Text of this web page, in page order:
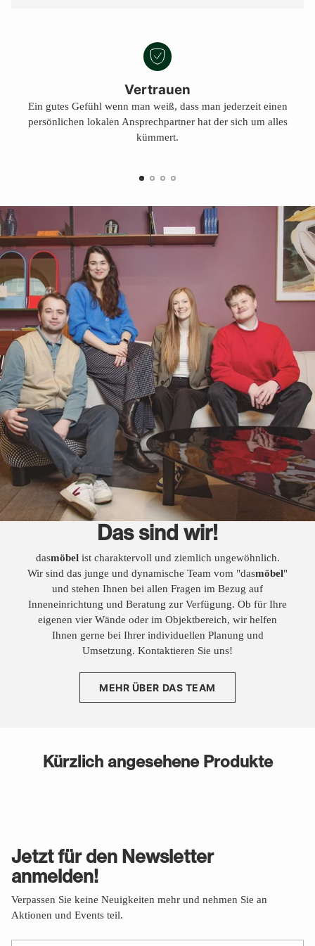
Vertrauen
Ein gutes Gefühl wenn man weiß, dass man jederzeit einen
persönlichen lokalen Ansprechpartner hat der sich um alles
kümmert.
Das sind wir!
dasmöbelist charaktervoll und ziemlich ungewöhnlich.
Wir sind das junge und dynamische Team vom "dasmöbel"
und stehen Ihnen bei allen Fragen im Bezug auf
Inneneinrichtung und Beratung zur Verfügung. Ob für Ihre
eigenen vier Wände oder im Objektbereich, wir helfen
Ihnen gerne bei Ihrer individuellen Planung und
Umsetzung. Kontaktieren Sie uns!
MEHR ÜBER DAS TEAM
Kürzlich angesehene Produkte
Jetzt für den Newsletter
anmelden!
Verpassen Sie keine Neuigkeiten mehr und nehmen Sie an
Aktionen und Events teil.